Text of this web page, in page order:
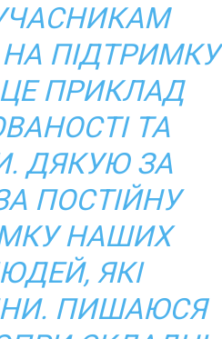
ПІДТРИМКУ
ПРИКЛАД
ТА
ДЯКУЮ ЗА
ПОСТІЙНУ
НАШИХ
ЯКІ
ПИШАЮСЯ